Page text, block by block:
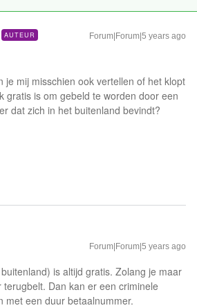
AUTEUR Forum|Forum|5 years ago
je mij misschien ook vertellen of het klopt
gratis is om gebeld te worden door een
dat zich in het buitenland bevindt?
Forum|Forum|5 years ago
is altijd gratis. Zolang je maar
Dan kan er een criminele
met een duur betaalnummer.